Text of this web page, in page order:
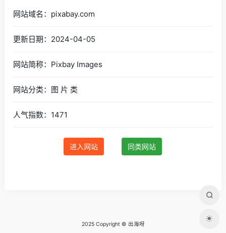
网站域名：pixabay.com
更新日期：2024-04-05
网站简称：Pixbay Images
网站分类：图 片 类
人气指数：1471
进入网站 同类网站
2025 Copyright © 出海呀